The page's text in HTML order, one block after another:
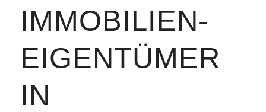
IMMOBILIEN­
EIGENTÜMER
IN